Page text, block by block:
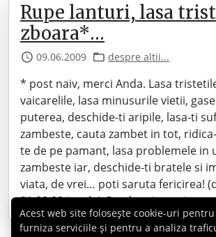
Rupe lanturi, lasa
zboara*…
09.06.2009 despre altii...
* post naiv, merci Anda. Lasa
vaicarelile, lasa minusurile vietii,
puterea, deschide-ti aripile, lasa-ti
zambeste, cauta zambet in tot,
te de pe pamant, lasa problemele in
zambeste iar, deschide-ti bratele si
viata, de vrei… poti saruta fericirea!
01:00:00 incolo) Cand vrei… poti.…
Acest web site folosește cookie-uri pentru
furniza serviciile și pentru a analiza